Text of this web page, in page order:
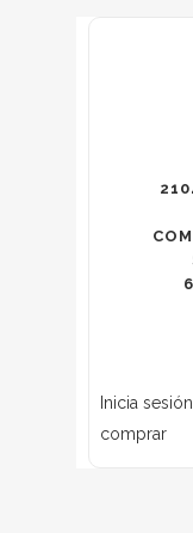
Inicia
comprar